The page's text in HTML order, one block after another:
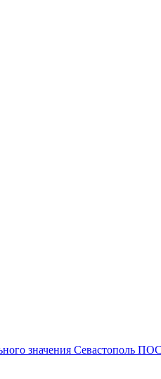
значения Севастополь